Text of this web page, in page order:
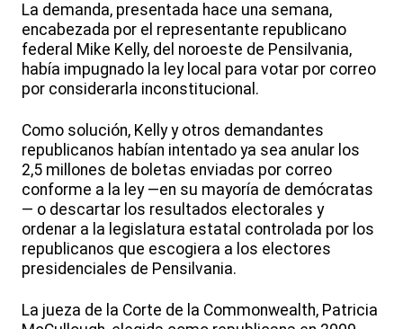
La demanda, presentada hace una semana,
encabezada por el representante republicano
federal Mike Kelly, del noroeste de Pensilvania,
había impugnado la ley local para votar por correo
por considerarla inconstitucional.
Como solución, Kelly y otros demandantes
republicanos habían intentado ya sea anular los
2,5 millones de boletas enviadas por correo
conforme a la ley —en su mayoría de demócratas
— o descartar los resultados electorales y
ordenar a la legislatura estatal controlada por los
republicanos que escogiera a los electores
presidenciales de Pensilvania.
La jueza de la Corte de la Commonwealth, Patricia